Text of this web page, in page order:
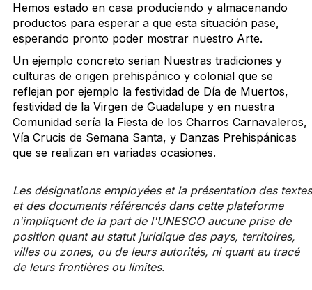
Hemos estado en casa produciendo y almacenando
productos para esperar a que esta situación pase,
esperando pronto poder mostrar nuestro Arte.
Un ejemplo concreto serian Nuestras tradiciones y
culturas de origen prehispánico y colonial que se
reflejan por ejemplo la festividad de Día de Muertos,
festividad de la Virgen de Guadalupe y en nuestra
Comunidad sería la Fiesta de los Charros Carnavaleros,
Vía Crucis de Semana Santa, y Danzas Prehispánicas
que se realizan en variadas ocasiones.
Les désignations employées et la présentation des textes
et des documents référencés dans cette plateforme
n'impliquent de la part de l'UNESCO aucune prise de
position quant au statut juridique des pays, territoires,
villes ou zones, ou de leurs autorités, ni quant au tracé
de leurs frontières ou limites.